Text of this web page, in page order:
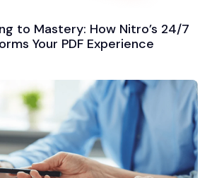
to Mastery: How Nitro’s 24/7
Your PDF Experience